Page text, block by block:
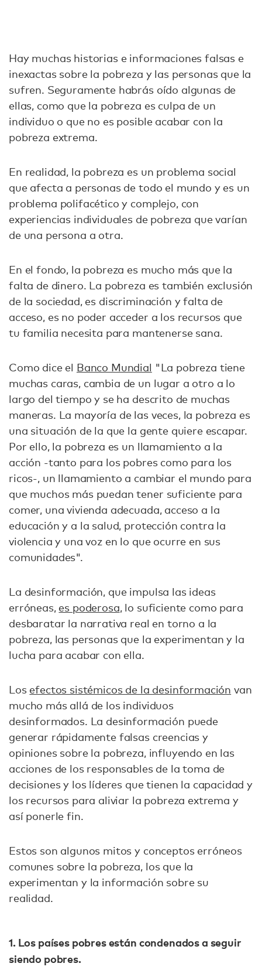
Hay muchas historias e informaciones falsas e
inexactas sobre la pobreza y las personas que la
sufren. Seguramente habrás oído algunas de
ellas, como que la pobreza es culpa de un
individuo o que no es posible acabar con la
pobreza extrema.
En realidad, la pobreza es un problema social
que afecta a personas de todo el mundo y es un
problema polifacético y complejo, con
experiencias individuales de pobreza que varían
de una persona a otra.
En el fondo, la pobreza es mucho más que la
falta de dinero. La pobreza es también exclusión
de la sociedad, es discriminación y falta de
acceso, es no poder acceder a los recursos que
tu familia necesita para mantenerse sana.
Como dice el Banco Mundial "La pobreza tiene
muchas caras, cambia de un lugar a otro a lo
largo del tiempo y se ha descrito de muchas
maneras. La mayoría de las veces, la pobreza es
una situación de la que la gente quiere escapar.
Por ello, la pobreza es un llamamiento a la
acción -tanto para los pobres como para los
ricos-, un llamamiento a cambiar el mundo para
que muchos más puedan tener suficiente para
comer, una vivienda adecuada, acceso a la
educación y a la salud, protección contra la
violencia y una voz en lo que ocurre en sus
comunidades".
La desinformación, que impulsa las ideas
erróneas, es poderosa, lo suficiente como para
desbaratar la narrativa real en torno a la
pobreza, las personas que la experimentan y la
lucha para acabar con ella.
Los efectos sistémicos de la desinformación van
mucho más allá de los individuos
desinformados. La desinformación puede
generar rápidamente falsas creencias y
opiniones sobre la pobreza, influyendo en las
acciones de los responsables de la toma de
decisiones y los líderes que tienen la capacidad y
los recursos para aliviar la pobreza extrema y
así ponerle fin.
Estos son algunos mitos y conceptos erróneos
comunes sobre la pobreza, los que la
experimentan y la información sobre su
realidad.
1. Los países pobres están condenados a seguir
siendo pobres.